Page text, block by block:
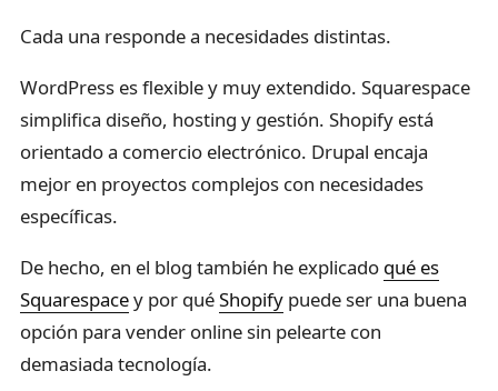
Cada una responde a necesidades distintas.
WordPress es flexible y muy extendido. Squarespace
simplifica diseño, hosting y gestión. Shopify está
orientado a comercio electrónico. Drupal encaja
mejor en proyectos complejos con necesidades
específicas.
De hecho, en el blog también he explicado qué es
Squarespacey por quéShopify puede ser una buena
opción para vender online sin pelearte con
demasiada tecnología.